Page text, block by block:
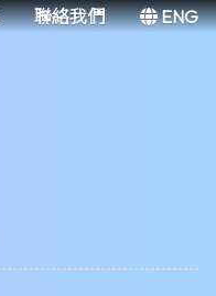
聯絡我們 ENG